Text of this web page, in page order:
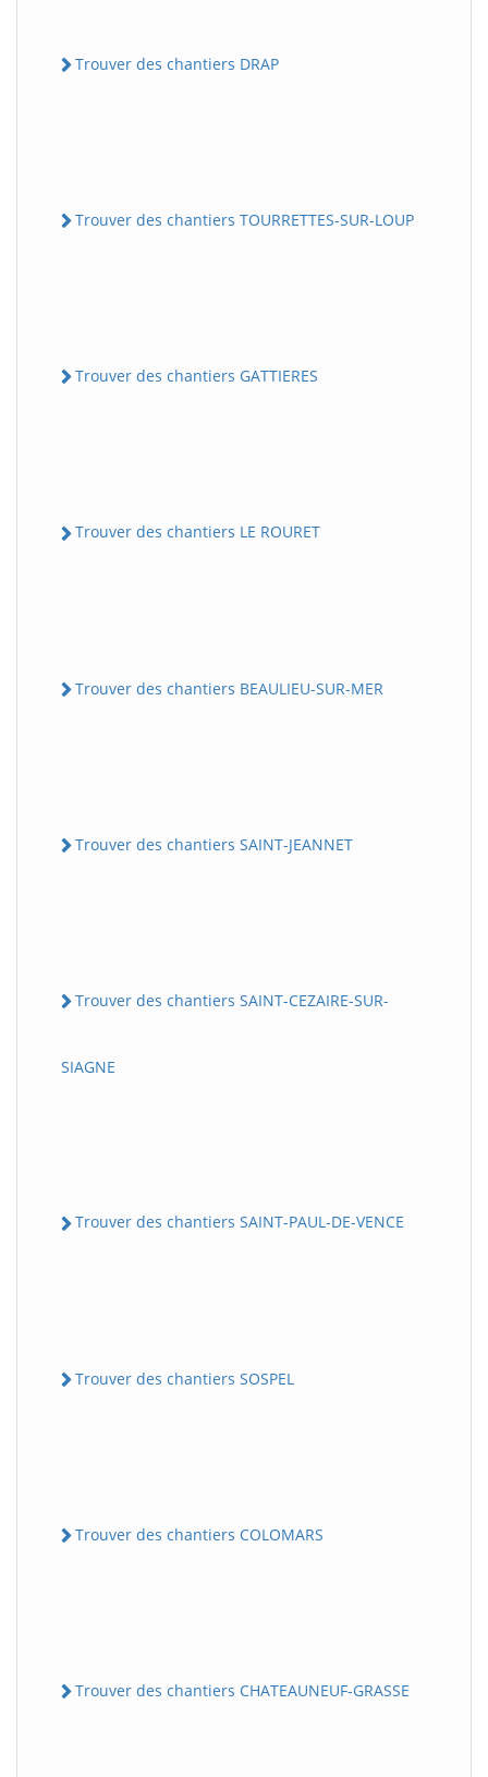
Trouver des chantiers DRAP
Trouver des chantiers TOURRETTES-SUR-LOUP
Trouver des chantiers GATTIERES
Trouver des chantiers LE ROURET
Trouver des chantiers BEAULIEU-SUR-MER
Trouver des chantiers SAINT-JEANNET
Trouver des chantiers SAINT-CEZAIRE-SUR-
SIAGNE
Trouver des chantiers SAINT-PAUL-DE-VENCE
Trouver des chantiers SOSPEL
Trouver des chantiers COLOMARS
Trouver des chantiers CHATEAUNEUF-GRASSE